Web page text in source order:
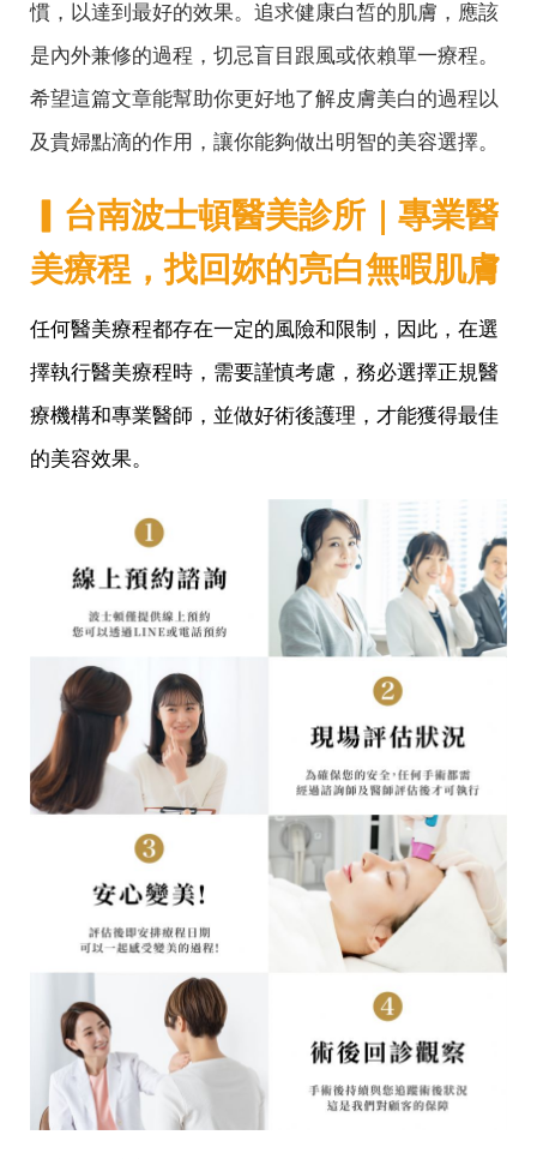
慣，以達到最好的效果。追求健康白皙的肌膚，應該
是內外兼修的過程，切忌盲目跟風或依賴單一療程。
希望這篇文章能幫助你更好地了解皮膚美白的過程以
及貴婦點滴的作用，讓你能夠做出明智的美容選擇。
台南波士頓醫美診所｜專業醫
美療程，找回妳的亮白無暇肌膚
任何醫美療程都存在一定的風險和限制，因此，在選
擇執行醫美療程時，需要謹慎考慮，務必選擇正規醫
療機構和專業醫師，並做好術後護理，才能獲得最佳
的美容效果。